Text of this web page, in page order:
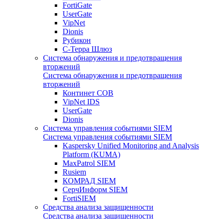
FortiGate
UserGate
VipNet
Dionis
Рубикон
С-Терра Шлюз
Система обнаружения и предотвращения
вторжений
Система обнаружения и предотвращения
вторжений
Континет СОВ
VipNet IDS
UserGate
Dionis
Система управления событиями SIEM
Система управления событиями SIEM
Kaspersky Unified Monitoring and Analysis
Platform (KUMA)
MaxPatrol SIEM
Rusiem
КОМРАД SIEM
СерчИнформ SIEM
FortiSIEM
Средства анализа защищенности
Средства анализа защищенности